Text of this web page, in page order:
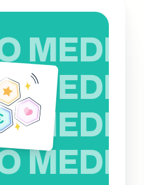
MEDIO
MEDIO
MEDIO
MEDIO